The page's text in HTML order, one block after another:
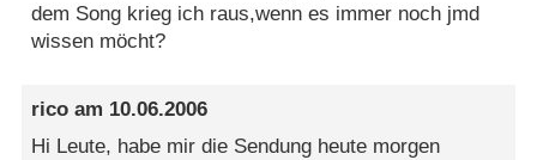
dem Song krieg ich raus,wenn es immer noch jmd
wissen möcht?
rico am 10.06.2006
Hi Leute, habe mir die Sendung heute morgen